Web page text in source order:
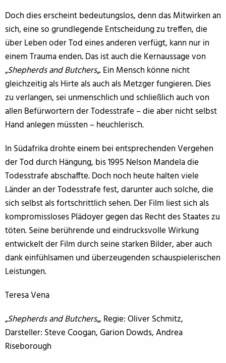
Doch dies erscheint bedeutungslos, denn das Mitwirken an
sich, eine so grundlegende Entscheidung zu treffen, die
über Leben oder Tod eines anderen verfügt, kann nur in
einem Trauma enden. Das ist auch die Kernaussage von
„Shepherds and Butchers„. Ein Mensch könne nicht
gleichzeitig als Hirte als auch als Metzger fungieren. Dies
zu verlangen, sei unmenschlich und schließlich auch von
allen Befürwortern der Todesstrafe – die aber nicht selbst
Hand anlegen müssten – heuchlerisch.
In Südafrika drohte einem bei entsprechenden Vergehen
der Tod durch Hängung, bis 1995 Nelson Mandela die
Todesstrafe abschaffte. Doch noch heute halten viele
Länder an der Todesstrafe fest, darunter auch solche, die
sich selbst als fortschrittlich sehen. Der Film liest sich als
kompromissloses Plädoyer gegen das Recht des Staates zu
töten. Seine berührende und eindrucksvolle Wirkung
entwickelt der Film durch seine starken Bilder, aber auch
dank einfühlsamen und überzeugenden schauspielerischen
Leistungen.
Teresa Vena
„Shepherds and Butchers„, Regie: Oliver Schmitz,
Darsteller: Steve Coogan, Garion Dowds, Andrea
Riseborough